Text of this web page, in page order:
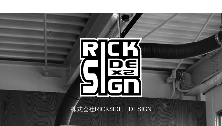
株式会社RICKSIDE DESIGN